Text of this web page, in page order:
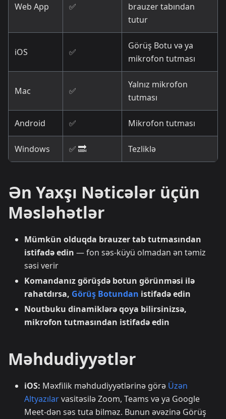
Web App ✅
brauzer tabından
tutur
iOS ✅
Görüş Botu və ya
mikrofon tutması
Mac ✅
Yalnız mikrofon
tutması
Android ✅ Mikrofon tutması
Windows ✅ 🔜 Tezliklə
Ən Yaxşı Nəticələr üçün
Məsləhətlər
Mümkün olduqda brauzer tab tutmasından
istifadə edin — fon səs-küyü olmadan ən təmiz
səsi verir
Komandanız görüşdə botun görünməsi ilə
rahatdırsa, Görüş Botundan istifadə edin
Noutbuku dinamiklərə qoya bilirsinizsə,
mikrofon tutmasından istifadə edin
Məhdudiyyətlər
iOS: Məxfilik məhdudiyyətlərinə görə Üzən
Altyazılarvasitəsilə Zoom, Teams və ya Google
Meet-dən səs tuta bilməz. Bunun əvəzinə Görüş